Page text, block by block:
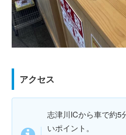
アクセス
志津川ICから車で約5
いポイント。